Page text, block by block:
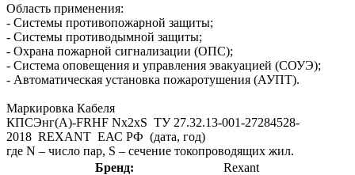
Область применения:
- Системы противопожарной защиты;
- Системы противодымной защиты;
- Охрана пожарной сигнализации (ОПС);
- Система оповещения и управления эвакуацией (СОУЭ);
- Автоматическая установка пожаротушения (АУПТ).
Маркировка Кабеля
КПСЭнг(А)-FRHF Nх2хS ТУ 27.32.13-001-27284528-
2018 REXANT ЕАС РФ (дата, год)
где N – число пар, S – cечение токопроводящих жил.
Бренд:
Rexant